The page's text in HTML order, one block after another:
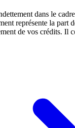
dans le
représente la part
de vos crédits. Il